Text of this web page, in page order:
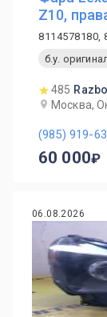
Z10,
8114578180,
б.у.
485
Москва,
(985) 919-
60 000
06.08.2026